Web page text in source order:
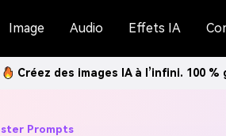
Image Audio Effets IA
Créez des images IA à l’infini. 100
Prompts